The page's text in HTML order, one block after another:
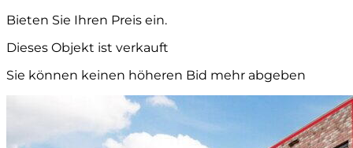
Bieten Sie Ihren Preis ein.
Dieses Objekt ist verkauft
Sie können keinen höheren Bid mehr abgeben